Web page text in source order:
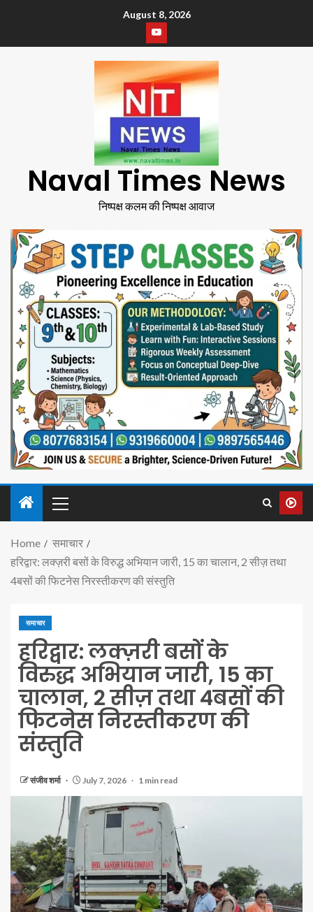
August 8, 2026
Naval Times News
निष्पक्ष कलम की निष्पक्ष आवाज
Home
समाचार
हरिद्वार: लक्ज़री बसों के विरुद्ध अभियान जारी, 15 का चालान, 2 सीज़ तथा
4बसों की फिटनेस निरस्तीकरण की संस्तुति
समाचार
हरिद्वार: लक्ज़री बसों के
विरुद्ध अभियान जारी, 15 का
चालान, 2 सीज़ तथा 4बसों की
फिटनेस निरस्तीकरण की
संस्तुति
संजीव शर्मा July 7, 2026 1 min read